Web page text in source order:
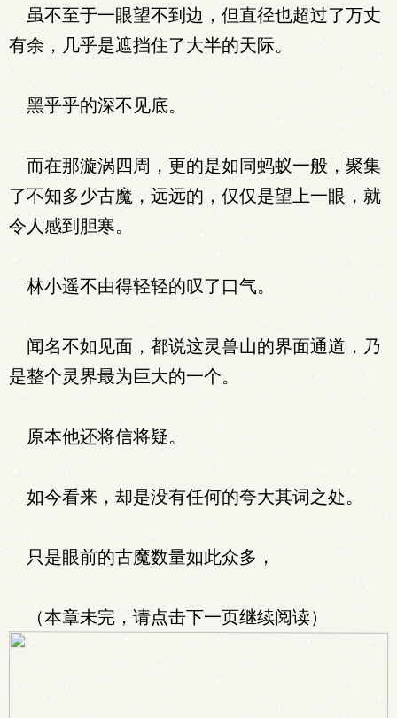
虽不至于一眼望不到边，但直径也超过了万丈
有余，几乎是遮挡住了大半的天际。
黑乎乎的深不见底。
而在那漩涡四周，更的是如同蚂蚁一般，聚集
了不知多少古魔，远远的，仅仅是望上一眼，就
令人感到胆寒。
林小遥不由得轻轻的叹了口气。
闻名不如见面，都说这灵兽山的界面通道，乃
是整个灵界最为巨大的一个。
原本他还将信将疑。
如今看来，却是没有任何的夸大其词之处。
只是眼前的古魔数量如此众多，
（本章未完，请点击下一页继续阅读）